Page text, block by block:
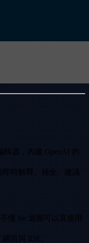
輯器，內建 OpenAI 的
時解釋、補全、建議
懂 for 迴圈可以直接用
頁與 IDE。